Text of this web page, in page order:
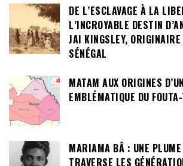
DE L’ESCLAVAGE À LA
L’INCROYABLE DESTIN
JAI KINGSLEY, ORIGINAIRE
SÉNÉGAL
MATAM AUX ORIGINES
EMBLÉMATIQUE DU
MARIAMA BÂ : UNE PLUME
TRAVERSE LES